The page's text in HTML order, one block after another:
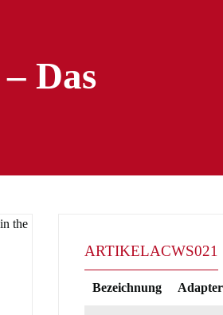
Das
ARTIKELACWS021
Bezeichnung